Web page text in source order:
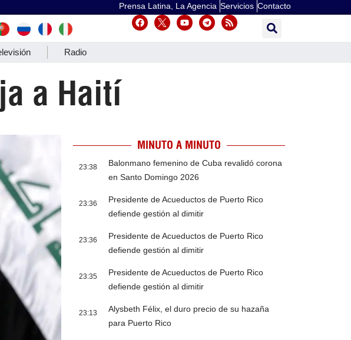
Prensa Latina, La Agencia Servicios Contacto
Radio
a Haití
MINUTO A MINUTO
23:38
Balonmano femenino de Cuba revalidó corona
en Santo Domingo 2026
23:36
Presidente de Acueductos de Puerto Rico
defiende gestión al dimitir
23:36
Presidente de Acueductos de Puerto Rico
defiende gestión al dimitir
23:35
Presidente de Acueductos de Puerto Rico
defiende gestión al dimitir
23:13
Alysbeth Félix, el duro precio de su hazaña
para Puerto Rico